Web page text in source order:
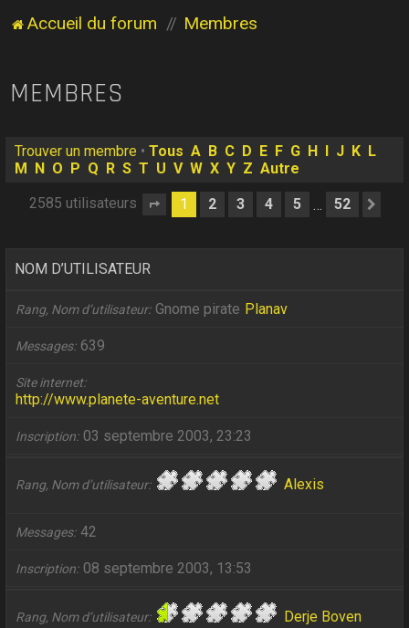
Accueil du forum Membres
MEMBRES
Trouver un membre •Tous A B C D E F G H J K L
M
N O P Q R S T U V W X Y Z Autre
2585 utilisateurs Page 1sur52
1 2 3 4 5 … 52
NOM D’UTILISATEUR
Rang, Nom d’utilisateur Gnome pirate Planav
Messages 639
Site internet
http://www.planete-aventure.net
Inscription 03 septembre 2003, 23:23
Rang, Nom d’utilisateur Alexis
Messages 42
Inscription 08 septembre 2003, 13:53
Rang, Nom d’utilisateur Derje Boven